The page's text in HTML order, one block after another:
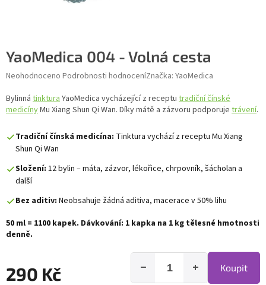
YaoMedica 004 - Volná cesta
Průměrné hodnocení produktu je 0,0 z 5 hvězdiček.
Neohodnoceno Podrobnosti hodnoceníZnačka: YaoMedica
Bylinná tinkturaYaoMedica vycházející z receptu tradiční čínské
medicínyMu Xiang Shun Qi Wan. Díky mátě a zázvoru podporuje trávení.
Tradiční čínská medicína: Tinktura vychází z receptu Mu Xiang
Shun Qi Wan
Složení: 12 bylin – máta, zázvor, lékořice, chrpovník, šácholan a
další
Bez aditiv: Neobsahuje žádná aditiva, macerace v 50% lihu
50 ml = 1100 kapek. Dávkování: 1 kapka na 1 kg tělesné hmotnosti
denně.
290 Kč +
− Koupit